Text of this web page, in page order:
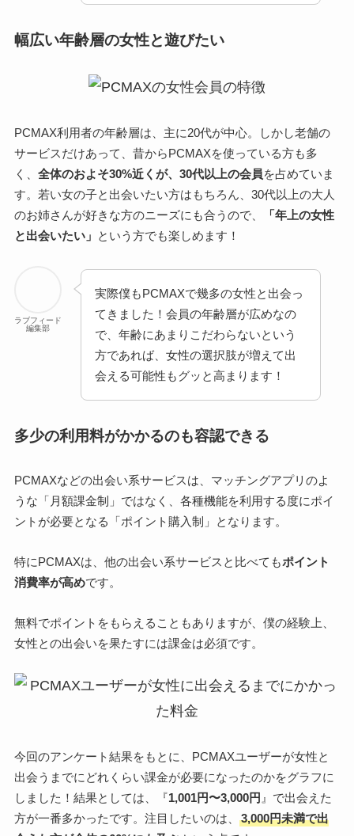
幅広い年齢層の女性と遊びたい
PCMAX利用者の年齢層は、主に20代が中心。しかし老舗の
サービスだけあって、昔からPCMAXを使っている方も多
く、 全体のおよそ30%近くが、30代以上の会員を占めていま
す。若い女の子と出会いたい方はもちろん、30代以上の大人
のお姉さんが好きな方のニーズにも合うので、
「年上の女性
と出会いたい」 という方でも楽しめます！
ラブフィード
編集部
実際僕もPCMAXで幾多の女性と出会っ
てきました！会員の年齢層が広めなの
で、年齢にあまりこだわらないという
方であれば、女性の選択肢が増えて出
会える可能性もグッと高まります！
多少の利用料がかかるのも容認できる
PCMAXなどの出会い系サービスは、マッチングアプリのよ
うな「月額課金制」ではなく、各種機能を利用する度にポイ
ントが必要となる「ポイント購入制」となります。
特にPCMAXは、他の出会い系サービスと比べてもポイント
消費率が高めです。
無料でポイントをもらえることもありますが、僕の経験上、
女性との出会いを果たすには課金は必須です。
今回のアンケート結果をもとに、PCMAXユーザーが女性と
出会うまでにどれくらい課金が必要になったのかをグラフに
しました！結果としては、『1,001円〜3,000円 』で出会えた
方が一番多かったです。注目したいのは、
3,000円未満で出